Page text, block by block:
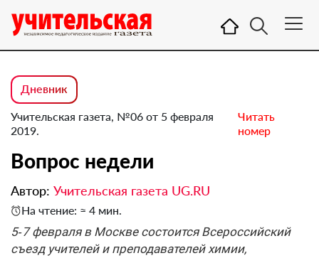
Дневник
Учительская газета, №06 от 5 февраля
2019.
Читать
номер
Вопрос недели
Автор: Учительская газета UG.RU
На чтение: ≈ 4 мин.
5‑7 февраля в Москве состоится Всероссийский
съезд учителей и преподавателей химии,